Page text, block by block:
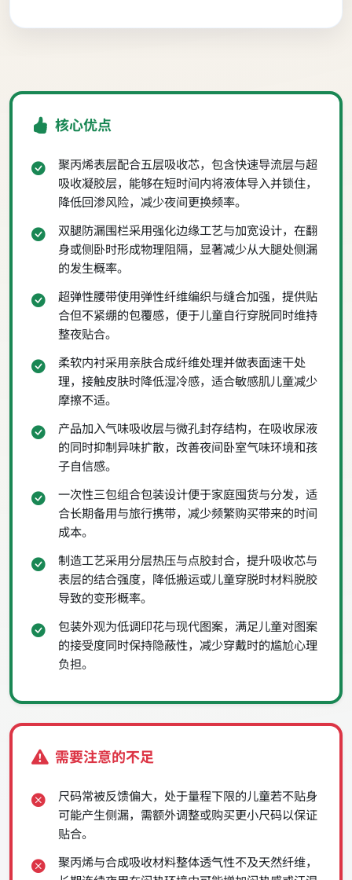
核心优点
聚丙烯表层配合五层吸收芯，包含快速导流层与超
吸收凝胶层，能够在短时间内将液体导入并锁住，
降低回渗风险，减少夜间更换频率。
双腿防漏围栏采用强化边缘工艺与加宽设计，在翻
身或侧卧时形成物理阻隔，显著减少从大腿处侧漏
的发生概率。
超弹性腰带使用弹性纤维编织与缝合加强，提供贴
合但不紧绷的包覆感，便于儿童自行穿脱同时维持
整夜贴合。
柔软内衬采用亲肤合成纤维处理并做表面速干处
理，接触皮肤时降低湿冷感，适合敏感肌儿童减少
摩擦不适。
产品加入气味吸收层与微孔封存结构，在吸收尿液
的同时抑制异味扩散，改善夜间卧室气味环境和孩
子自信感。
一次性三包组合包装设计便于家庭囤货与分发，适
合长期备用与旅行携带，减少频繁购买带来的时间
成本。
制造工艺采用分层热压与点胶封合，提升吸收芯与
表层的结合强度，降低搬运或儿童穿脱时材料脱胶
导致的变形概率。
包装外观为低调印花与现代图案，满足儿童对图案
的接受度同时保持隐蔽性，减少穿戴时的尴尬心理
负担。
需要注意的不足
尺码常被反馈偏大，处于量程下限的儿童若不贴身
可能产生侧漏，需额外调整或购买更小尺码以保证
贴合。
聚丙烯与合成吸收材料整体透气性不及天然纤维，